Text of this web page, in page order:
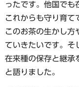
ったです。他国でも
これからも守り育て
このお茶の生かし方
ていきたいです。そ
在来種の保存と継承
と語りました。